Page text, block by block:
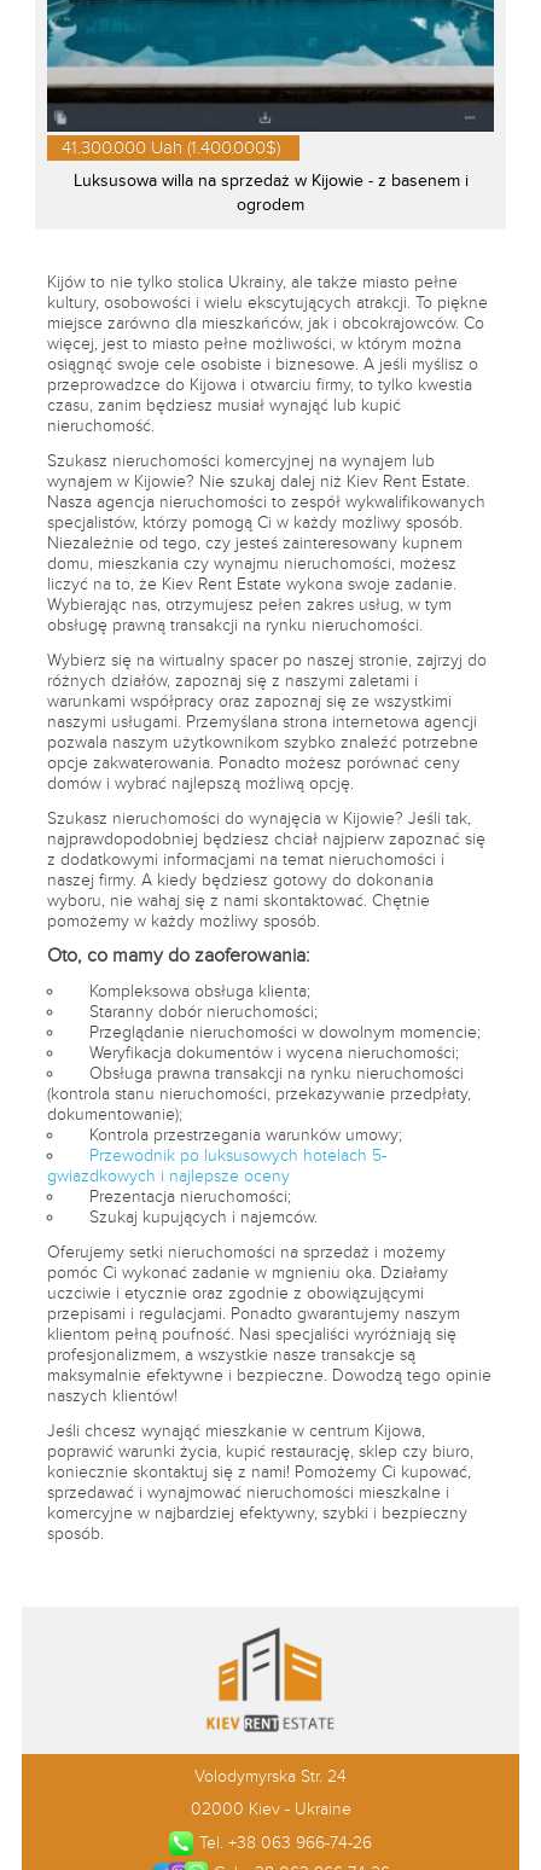
41.300.000 Uah (1.400.000$)
Luksusowa willa na sprzedaż w Kijowie - z basenem i
ogrodem
Kijów to nie tylko stolica Ukrainy, ale także miasto pełne
kultury, osobowości i wielu ekscytujących atrakcji. To piękne
miejsce zarówno dla mieszkańców, jak i obcokrajowców. Co
więcej, jest to miasto pełne możliwości, w którym można
osiągnąć swoje cele osobiste i biznesowe. A jeśli myślisz o
przeprowadzce do Kijowa i otwarciu firmy, to tylko kwestia
czasu, zanim będziesz musiał wynająć lub kupić
nieruchomość.
Szukasz nieruchomości komercyjnej na wynajem lub
wynajem w Kijowie? Nie szukaj dalej niż Kiev Rent Estate.
Nasza agencja nieruchomości to zespół wykwalifikowanych
specjalistów, którzy pomogą Ci w każdy możliwy sposób.
Niezależnie od tego, czy jesteś zainteresowany kupnem
domu, mieszkania czy wynajmu nieruchomości, możesz
liczyć na to, że Kiev Rent Estate wykona swoje zadanie.
Wybierając nas, otrzymujesz pełen zakres usług, w tym
obsługę prawną transakcji na rynku nieruchomości.
Wybierz się na wirtualny spacer po naszej stronie, zajrzyj do
różnych działów, zapoznaj się z naszymi zaletami i
warunkami współpracy oraz zapoznaj się ze wszystkimi
naszymi usługami. Przemyślana strona internetowa agencji
pozwala naszym użytkownikom szybko znaleźć potrzebne
opcje zakwaterowania. Ponadto możesz porównać ceny
domów i wybrać najlepszą możliwą opcję.
Szukasz nieruchomości do wynajęcia w Kijowie? Jeśli tak,
najprawdopodobniej będziesz chciał najpierw zapoznać się
z dodatkowymi informacjami na temat nieruchomości i
naszej firmy. A kiedy będziesz gotowy do dokonania
wyboru, nie wahaj się z nami skontaktować. Chętnie
pomożemy w każdy możliwy sposób.
Oto, co mamy do zaoferowania:
Kompleksowa obsługa klienta;
Staranny dobór nieruchomości;
Przeglądanie nieruchomości w dowolnym momencie;
Weryfikacja dokumentów i wycena nieruchomości;
Obsługa prawna transakcji na rynku nieruchomości
(kontrola stanu nieruchomości, przekazywanie przedpłaty,
dokumentowanie);
Kontrola przestrzegania warunków umowy;
Przewodnik po luksusowych hotelach 5-
gwiazdkowych i najlepsze oceny
Prezentacja nieruchomości;
Szukaj kupujących i najemców.
Oferujemy setki nieruchomości na sprzedaż i możemy
pomóc Ci wykonać zadanie w mgnieniu oka. Działamy
uczciwie i etycznie oraz zgodnie z obowiązującymi
przepisami i regulacjami. Ponadto gwarantujemy naszym
klientom pełną poufność. Nasi specjaliści wyróżniają się
profesjonalizmem, a wszystkie nasze transakcje są
maksymalnie efektywne i bezpieczne. Dowodzą tego opinie
naszych klientów!
Jeśli chcesz wynająć mieszkanie w centrum Kijowa,
poprawić warunki życia, kupić restaurację, sklep czy biuro,
koniecznie skontaktuj się z nami! Pomożemy Ci kupować,
sprzedawać i wynajmować nieruchomości mieszkalne i
komercyjne w najbardziej efektywny, szybki i bezpieczny
sposób.
Volodymyrska Str. 24
02000 Kiev - Ukraine
Tel. +38 063 966-74-26